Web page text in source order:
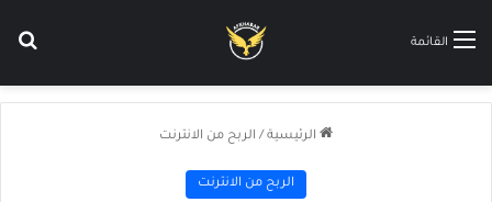
القائمة
الرئيسية / الربح من الانترنت
الربح من الانترنت